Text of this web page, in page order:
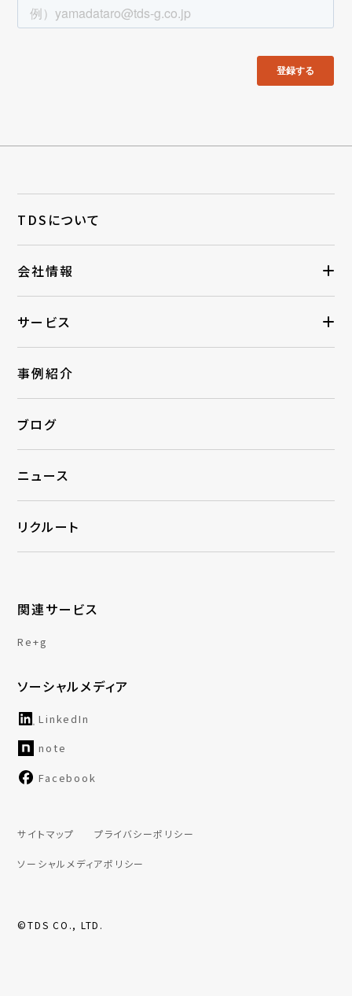
TDSについて
会社情報
サービス
事例紹介
ブログ
ニュース
リクルート
関連サービス
Re+g
ソーシャルメディア
LinkedIn
note
Facebook
サイトマップ プライバシーポリシー
ソーシャルメディアポリシー
©TDS CO., LTD.